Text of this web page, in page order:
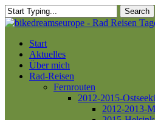
Skip
to
content
Search
Close
Menu
Start
Aktuelles
Über mich
Rad-Reisen
Fernrouten
2012-2015-
2012-2013-